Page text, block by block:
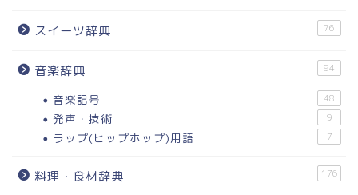
スイーツ辞典 76
音楽辞典 94
音楽記号 48
発声・技術 9
ラップ(ヒップホップ)用語 7
料理・食材辞典 176